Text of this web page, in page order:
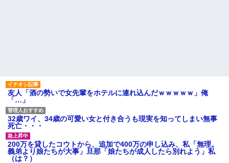
友人「酒の勢いで女先輩をホテルに連れ込んだｗｗｗｗｗ」俺
「…」
32歳ワイ、34歳の可愛い女と付き合うも現実を知ってしまい無事
死亡・・・
200万を貸したコウトから、追加で400万の申し込み、私「無理。
義弟より娘たちが大事」旦那「娘たちが成人したら別れよう」私
（は？）